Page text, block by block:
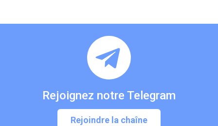
Rejoignez notre Telegram
Rejoindre la chaîne